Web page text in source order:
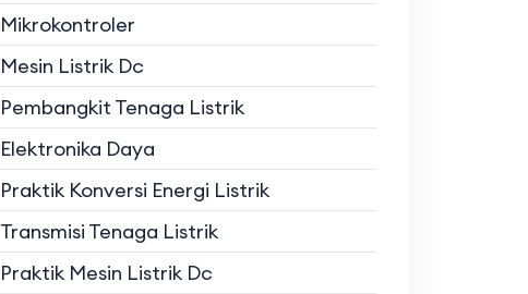
Mikrokontroler
Mesin Listrik Dc
Pembangkit Tenaga Listrik
Elektronika Daya
Praktik Konversi Energi Listrik
Transmisi Tenaga Listrik
Praktik Mesin Listrik Dc